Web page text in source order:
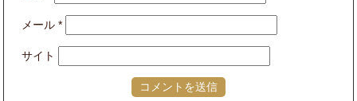
メール*
サイト